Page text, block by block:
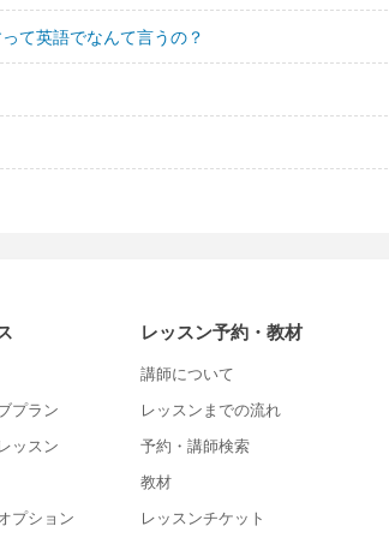
て英語でなんて言うの？
プラン
ッスン
プション
レッスン予約・教材
講師について
レッスンまでの流れ
予約・講師検索
教材
レッスンチケット